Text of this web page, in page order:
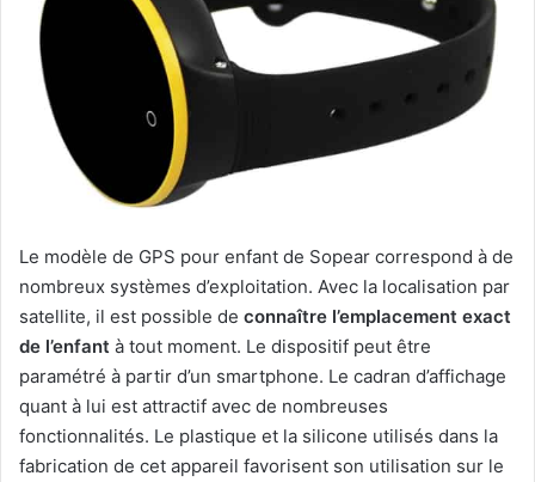
Le modèle de GPS pour enfant de Sopear correspond à de
nombreux systèmes d’exploitation. Avec la localisation par
satellite, il est possible de connaître l’emplacement exact
de l’enfant à tout moment. Le dispositif peut être
paramétré à partir d’un smartphone. Le cadran d’affichage
quant à lui est attractif avec de nombreuses
fonctionnalités. Le plastique et la silicone utilisés dans la
fabrication de cet appareil favorisent son utilisation sur le